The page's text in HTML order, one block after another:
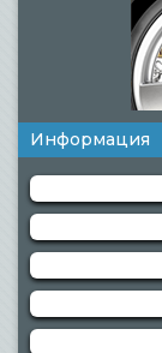
Информация